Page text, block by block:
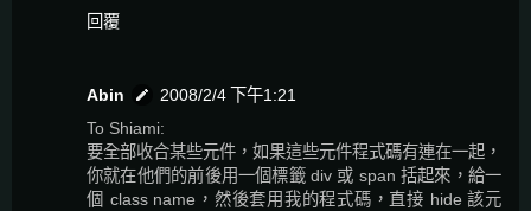
回覆
Abin
2008/2/4 下午1:21
To Shiami:
要全部收合某些元件，如果這些元件程式碼有連在一起，
你就在他們的前後用一個標籤 div 或 span 括起來，給一
個 class name，然後套用我的程式碼，直接 hide 該元